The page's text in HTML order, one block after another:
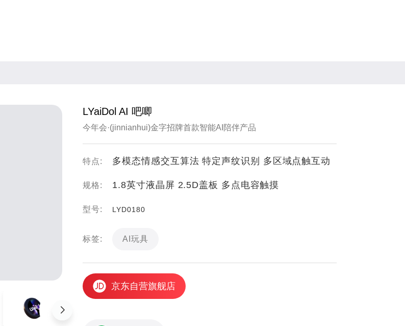
LYaiDol AI 吧唧
今年会·(jinnianhui)金字招牌首款智能AI陪伴产品
特点: 多模态情感交互算法 特定声纹识别 多区域点触互动
规格: 1.8英寸液晶屏 2.5D盖板 多点电容触摸
型号: LYD0180
标签: AI玩具
京东自营旗舰店